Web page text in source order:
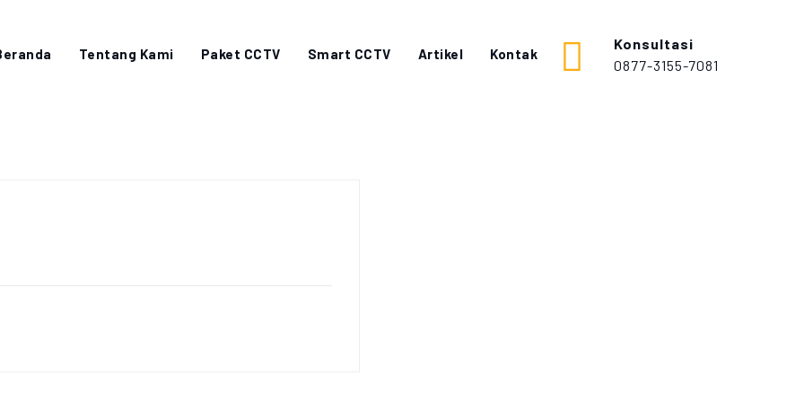
Tentang Kami Paket CCTV Smart CCTV Artikel Kontak
Konsultasi
0877-3155-7081